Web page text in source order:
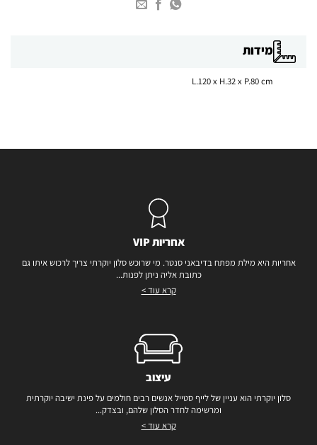
מידות
L.120 x H.32 x P.80 cm
אחריות VIP
אחריות היא מילת מפתח בדיבאני סנטר. מי שרוכש סלון יוקרתי צריך לרכוש איתו גם
כתובת אליה ניתן לפנות...
קרא עוד >
עיצוב
סלון יוקרתי הוא עניין של לייף סטייל אנשים רבים חולמים על פינת ישיבה יוקרתית
ומרשימה לחדר הסלון שלהם, ובצדק...
קרא עוד >